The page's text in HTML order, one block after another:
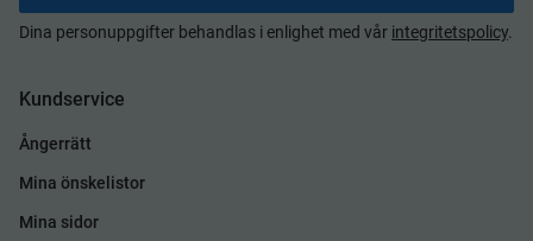
Dina personuppgifter behandlas i enlighet med vår integritetspolicy.
Kundservice
Ångerrätt
Mina önskelistor
Mina sidor